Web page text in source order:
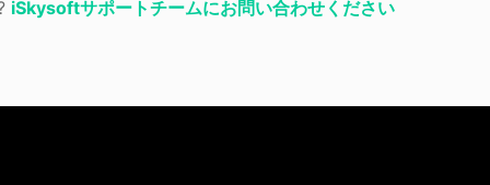
iSkysoftサポートチームにお問い合わせください